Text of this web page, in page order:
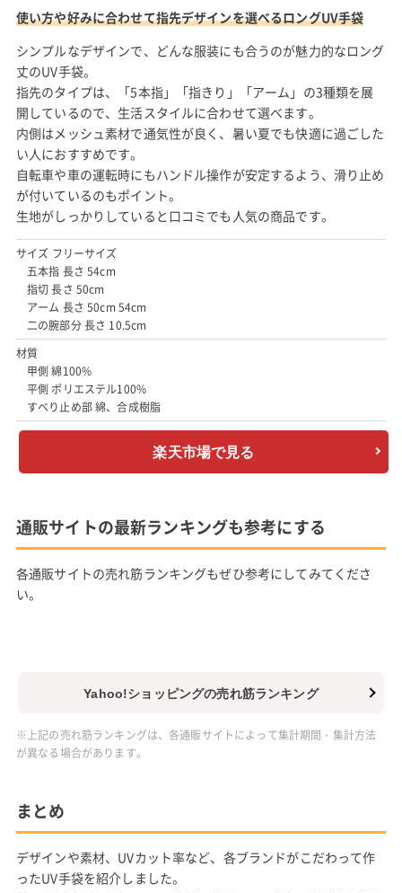
使い方や好みに合わせて指先デザインを選べるロングUV手袋
シンプルなデザインで、どんな服装にも合うのが魅力的なロング
丈のUV手袋。
指先のタイプは、「5本指」「指きり」「アーム」の3種類を展
開しているので、生活スタイルに合わせて選べます。
内側はメッシュ素材で通気性が良く、暑い夏でも快適に過ごした
い人におすすめです。
自転車や車の運転時にもハンドル操作が安定するよう、滑り止め
が付いているのもポイント。
生地がしっかりしていると口コミでも人気の商品です。
サイズ フリーサイズ
五本指 長さ 54cm
指切 長さ 50cm
アーム 長さ 50cm 54cm
二の腕部分 長さ 10.5cm
材質
甲側 綿100%
平側 ポリエステル100%
すべり止め部 綿、合成樹脂
楽天市場で見る
通販サイトの最新ランキングも参考にする
各通販サイトの売れ筋ランキングもぜひ参考にしてみてくださ
い。
Yahoo!ショッピングの売れ筋ランキング
※上記の売れ筋ランキングは、各通販サイトによって集計期間・集計方法
が異なる場合があります。
まとめ
デザインや素材、UVカット率など、各ブランドがこだわって作
ったUV手袋を紹介しました。